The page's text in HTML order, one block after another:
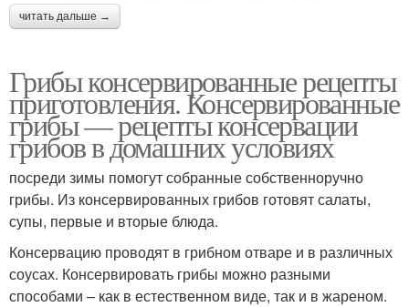
читать дальше →
Грибы консервированные рецепты
приготовления. Консервированные
грибы — рецепты консервации
грибов в домашних условиях
посреди зимы помогут собранные собственноручно
грибы. Из консервированных грибов готовят салаты,
супы, первые и вторые блюда.
Консервацию проводят в грибном отваре и в различных
соусах. Консервировать грибы можно разными
способами – как в естественном виде, так и в жареном.